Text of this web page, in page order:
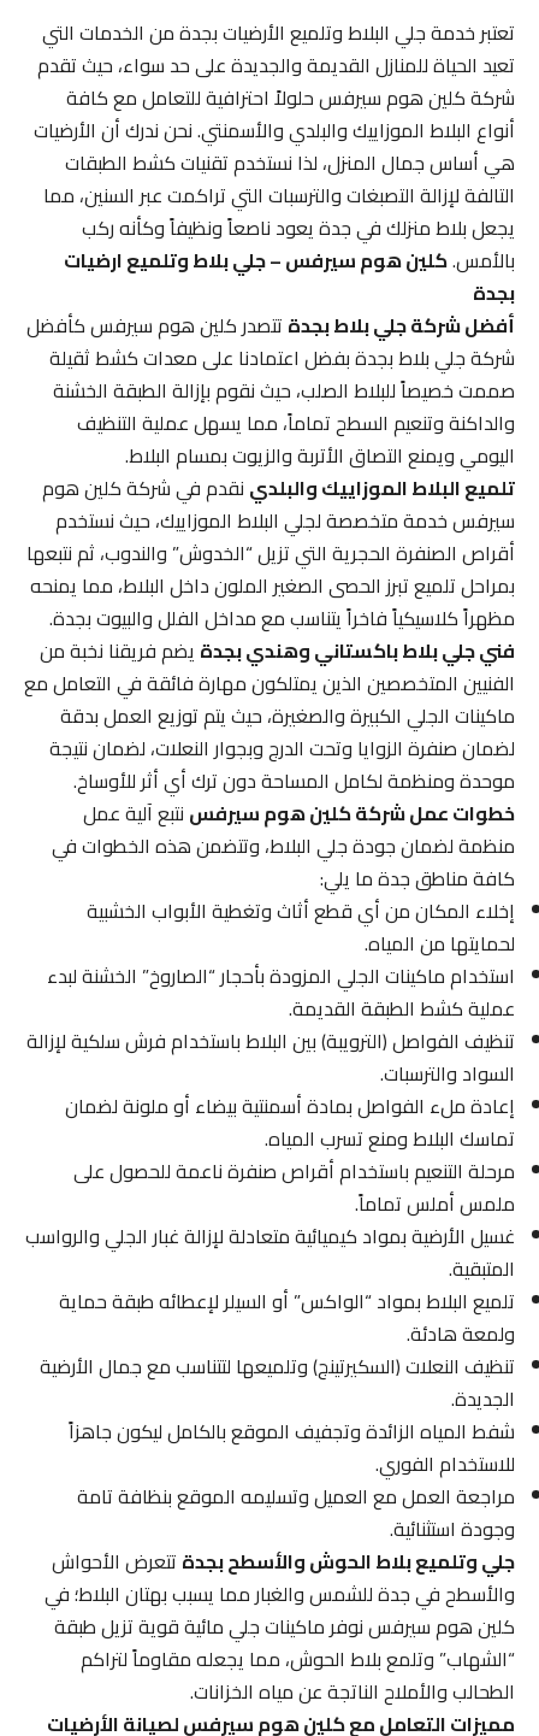
تعتبر خدمة جلي البلاط وتلميع الأرضيات بجدة من الخدمات التي
تعيد الحياة للمنازل القديمة والجديدة على حد سواء، حيث تقدم
شركة كلين هوم سيرفس حلولاً احترافية للتعامل مع كافة
أنواع البلاط الموزاييك والبلدي والأسمنتي. نحن ندرك أن الأرضيات
هي أساس جمال المنزل، لذا نستخدم تقنيات كشط الطبقات
التالفة لإزالة التصبغات والترسبات التي تراكمت عبر السنين، مما
يجعل بلاط منزلك في جدة يعود ناصعاً ونظيفاً وكأنه ركب
بالأمس.كلين هوم سيرفس – جلي بلاط وتلميع ارضيات
بجدة
أفضل شركة جلي بلاط بجدةتتصدر كلين هوم سيرفس كأفضل
شركة جلي بلاط بجدة بفضل اعتمادنا على معدات كشط ثقيلة
صممت خصيصاً للبلاط الصلب، حيث نقوم بإزالة الطبقة الخشنة
والداكنة وتنعيم السطح تماماً، مما يسهل عملية التنظيف
اليومي ويمنع التصاق الأتربة والزيوت بمسام البلاط.
تلميع البلاط الموزاييك والبلدينقدم في شركة كلين هوم
سيرفس خدمة متخصصة لجلي البلاط الموزاييك، حيث نستخدم
أقراص الصنفرة الحجرية التي تزيل “الخدوش” والندوب، ثم نتبعها
بمراحل تلميع تبرز الحصى الصغير الملون داخل البلاط، مما يمنحه
مظهراً كلاسيكياً فاخراً يتناسب مع مداخل الفلل والبيوت بجدة.
فني جلي بلاط باكستاني وهندي بجدةيضم فريقنا نخبة من
الفنيين المتخصصين الذين يمتلكون مهارة فائقة في التعامل مع
ماكينات الجلي الكبيرة والصغيرة، حيث يتم توزيع العمل بدقة
لضمان صنفرة الزوايا وتحت الدرج وبجوار النعلات، لضمان نتيجة
موحدة ومنظمة لكامل المساحة دون ترك أي أثر للأوساخ.
خطوات عمل شركة كلين هوم سيرفسنتبع آلية عمل
منظمة لضمان جودة جلي البلاط، وتتضمن هذه الخطوات في
كافة مناطق جدة ما يلي:
إخلاء المكان من أي قطع أثاث وتغطية الأبواب الخشبية
لحمايتها من المياه.
استخدام ماكينات الجلي المزودة بأحجار “الصاروخ” الخشنة لبدء
عملية كشط الطبقة القديمة.
تنظيف الفواصل (الترويبة) بين البلاط باستخدام فرش سلكية لإزالة
السواد والترسبات.
إعادة ملء الفواصل بمادة أسمنتية بيضاء أو ملونة لضمان
تماسك البلاط ومنع تسرب المياه.
مرحلة التنعيم باستخدام أقراص صنفرة ناعمة للحصول على
ملمس أملس تماماً.
غسيل الأرضية بمواد كيميائية متعادلة لإزالة غبار الجلي والرواسب
المتبقية.
تلميع البلاط بمواد “الواكس” أو السيلر لإعطائه طبقة حماية
ولمعة هادئة.
تنظيف النعلات (السكيرتينج) وتلميعها لتتناسب مع جمال الأرضية
الجديدة.
شفط المياه الزائدة وتجفيف الموقع بالكامل ليكون جاهزاً
للاستخدام الفوري.
مراجعة العمل مع العميل وتسليمه الموقع بنظافة تامة
وجودة استثنائية.
جلي وتلميع بلاط الحوش والأسطح بجدةتتعرض الأحواش
والأسطح في جدة للشمس والغبار مما يسبب بهتان البلاط؛ في
كلين هوم سيرفس نوفر ماكينات جلي مائية قوية تزيل طبقة
“الشهاب” وتلمع بلاط الحوش، مما يجعله مقاوماً لتراكم
الطحالب والأملاح الناتجة عن مياه الخزانات.
مميزات التعامل مع كلين هوم سيرفس لصيانة الأرضيات